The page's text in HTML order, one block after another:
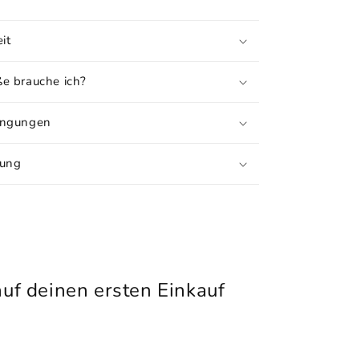
brauche ich?
deinen ersten Einkauf